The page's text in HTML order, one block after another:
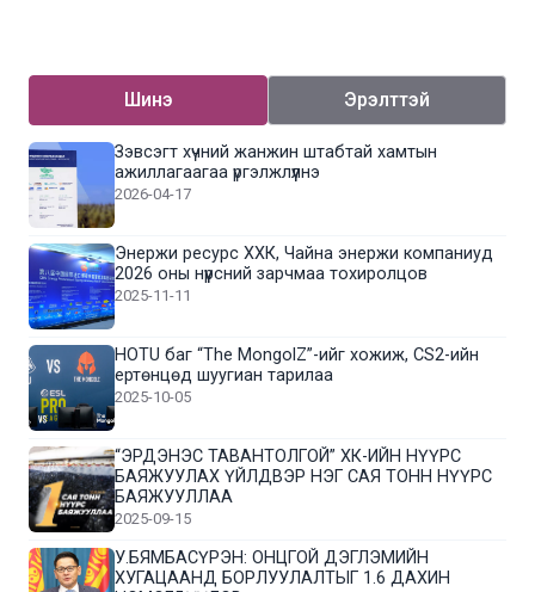
Шинэ Эрэлттэй
Зэвсэгт хүчний жанжин штабтай хамтын
ажиллагаагаа үргэлжлүүлнэ
2026-04-17
Энержи ресурс ХХК, Чайна энержи компаниуд
2026 оны нүүрсний зарчмаа тохиролцов
2025-11-11
HOTU баг “The MongolZ”-ийг хожиж, CS2-ийн
ертөнцөд шуугиан тарилаа
2025-10-05
“ЭРДЭНЭС ТАВАНТОЛГОЙ” ХК-ИЙН НҮҮРС
БАЯЖУУЛАХ ҮЙЛДВЭР НЭГ САЯ ТОНН НҮҮРС
БАЯЖУУЛЛАА
2025-09-15
У.БЯМБАСҮРЭН: ОНЦГОЙ ДЭГЛЭМИЙН
ХУГАЦААНД БОРЛУУЛАЛТЫГ 1.6 ДАХИН